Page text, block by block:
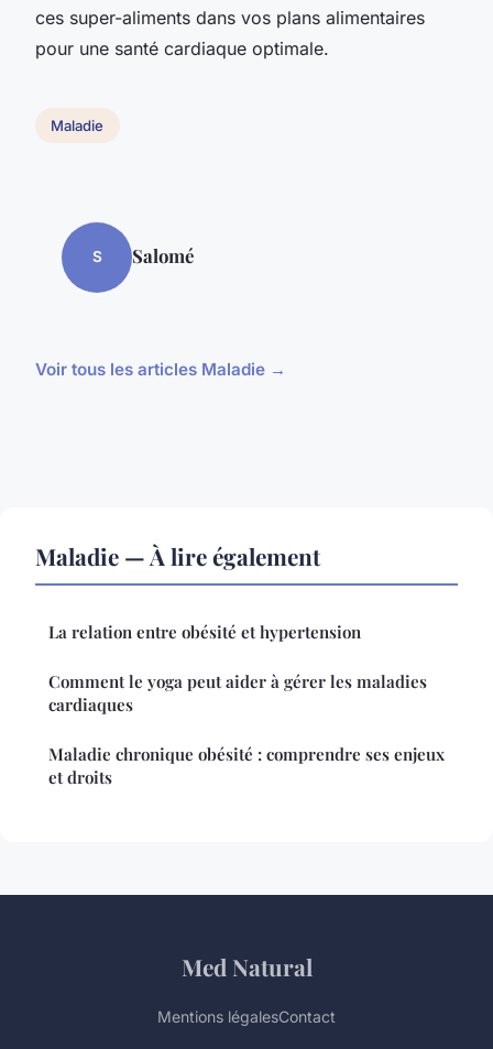
ces super-aliments dans vos plans alimentaires
pour une santé cardiaque optimale.
Maladie
S Salomé
Voir tous les articles Maladie →
Maladie — À lire également
La relation entre obésité et hypertension
Comment le yoga peut aider à gérer les maladies
cardiaques
Maladie chronique obésité : comprendre ses enjeux
et droits
Med Natural
Mentions légalesContact